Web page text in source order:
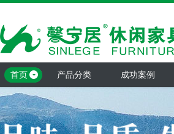
首页 产品分类 成功案例